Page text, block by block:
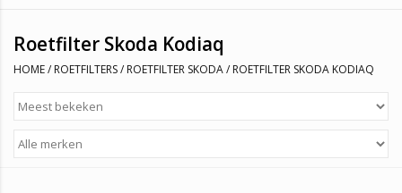
UNIVERSELE UITLAATDELEN
Roetfilter Skoda Kodiaq
HOME/ ROETFILTERS/ ROETFILTER SKODA/ ROETFILTER SKODA KODIAQ